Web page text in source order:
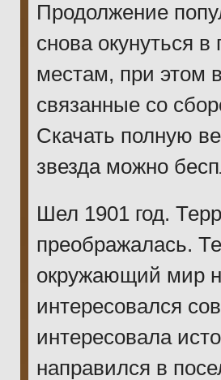
Продолжение
снова окунуться
местам, при этом
связанные со
Скачать полную
звезда можно
Шел 1901 год.
преображалась.
окружающий мир
интересовался
интересовала
направился в